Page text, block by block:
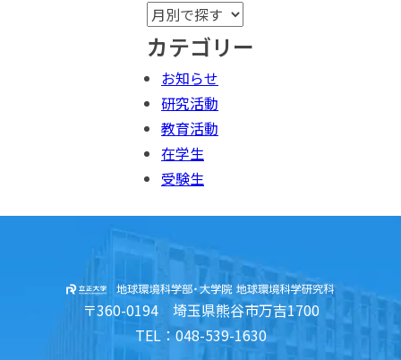
カテゴリー
お知らせ
研究活動
教育活動
在学生
受験生
〒360-0194 埼玉県熊谷市万吉1700
TEL：048-539-1630